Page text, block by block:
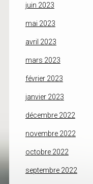
juin 2023
mai 2023
avril 2023
mars 2023
février 2023
janvier 2023
décembre 2022
novembre 2022
octobre 2022
septembre 2022